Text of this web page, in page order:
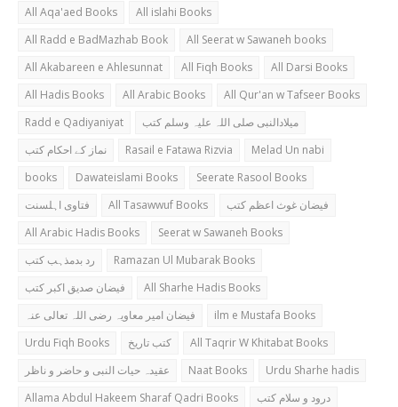
All Aqa'aed Books
All islahi Books
All Radd e BadMazhab Book
All Seerat w Sawaneh books
All Akabareen e Ahlesunnat
All Fiqh Books
All Darsi Books
All Hadis Books
All Arabic Books
All Qur'an w Tafseer Books
Radd e Qadiyaniyat
میلادالنبی صلی اللہ علیہ وسلم کتب
نماز کے احکام کتب
Rasail e Fatawa Rizvia
Melad Un nabi
books
Dawateislami Books
Seerate Rasool Books
فتاوی اہلسنت
All Tasawwuf Books
فیضان غوث اعظم کتب
All Arabic Hadis Books
Seerat w Sawaneh Books
رد بدمذہب کتب
Ramazan Ul Mubarak Books
فیضان صدیق اکبر کتب
All Sharhe Hadis Books
فیضان امیر معاویہ رضی اللہ تعالی عنہ
ilm e Mustafa Books
Urdu Fiqh Books
کتب تاریخ
All Taqrir W Khitabat Books
عقیدہ حیات النبی و حاضر و ناظر
Naat Books
Urdu Sharhe hadis
Allama Abdul Hakeem Sharaf Qadri Books
درود و سلام کتب